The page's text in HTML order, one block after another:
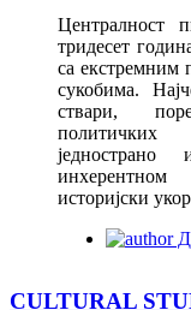
Централност
тридесет
са екстремним
сукобима.
ствари,
политичких
историјски
CULTURAL